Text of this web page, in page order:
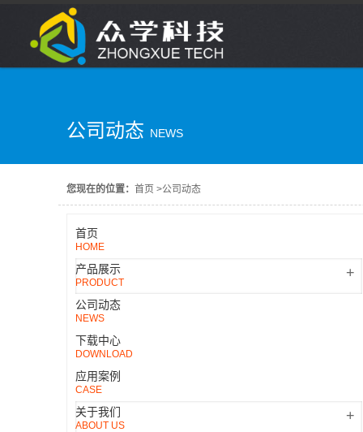
公司动态 NEWS
您现在的位置： 首页 >公司动态
首页
HOME
产品展示
PRODUCT
+
公司动态
NEWS
下载中心
DOWNLOAD
应用案例
CASE
关于我们
ABOUT US
+